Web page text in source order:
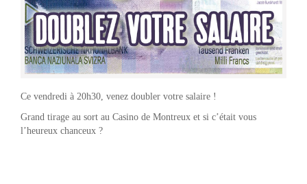
Ce vendredi à 20h30, venez doubler votre salaire !
Grand tirage au sort au Casino de Montreux et si c’était vous
l’heureux chanceux ?